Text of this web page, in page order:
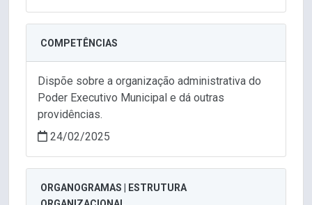
COMPETÊNCIAS
Dispõe sobre a organização administrativa do
Poder Executivo Municipal e dá outras
providências.
24/02/2025
ORGANOGRAMAS | ESTRUTURA